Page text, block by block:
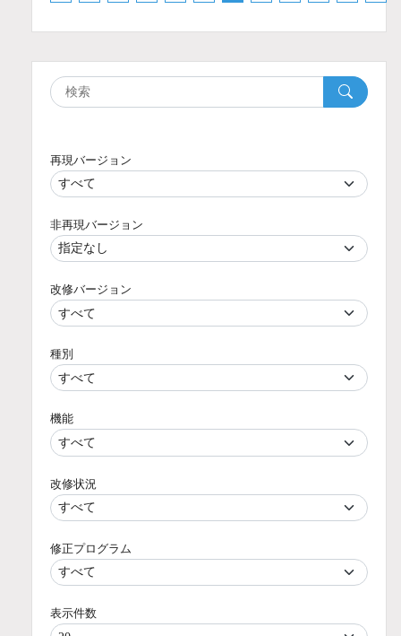
再現バージョン
非再現バージョン
改修バージョン
種別
機能
改修状況
修正プログラム
表示件数